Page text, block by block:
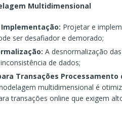
Multidimensional
Projetar e
ser desafiador e demorado;
A desnormalização
de dados;
Transações Processamento
multidimensional é
transações online que exigem